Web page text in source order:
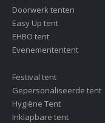
Doorwerk tenten
Easy Up tent
EHBO tent
Evenemententent
Festival tent
Gepersonaliseerde tent
Hygiëne Tent
Inklapbare tent